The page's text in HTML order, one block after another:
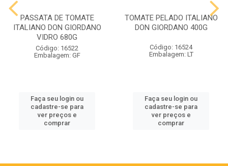
PASSATA DE TOMATE
ITALIANO DON GIORDANO
VIDRO 680G
Código: 16522
Embalagem: GF
Faça seu login ou
cadastre-se para
ver preços e
comprar
TOMATE PELADO ITALIANO
DON GIORDANO 400G
Código: 16524
Embalagem: LT
Faça seu login ou
cadastre-se para
ver preços e
comprar